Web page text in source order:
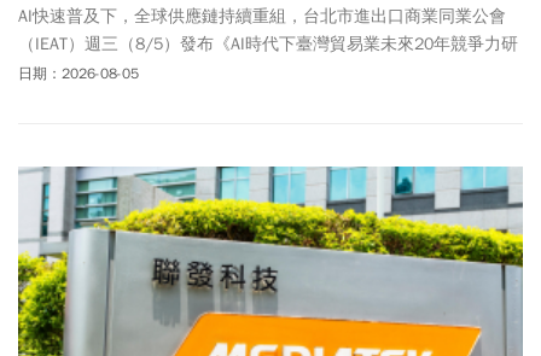
AI快速普及下，全球供應鏈持續重組，台北市進出口商業同業公會
（IEAT）週三（8/5）發布《AI時代下臺灣貿易業未來20年競爭力研
究》，研究以《貿易業300大》及中小型等350家台灣企業調查為基
果，面對AI發展、永續轉型和經濟安全等變局，政府會和企業站在一
起，協助接軌國際規範，建立透明而且具有競爭力的供應鏈。IEAT
理事長黃教漳表示，今年適逢IEAT80週年，我國國民所得從1950年
至今，在政府和會員的努力下，成長將近260倍，全球出口競爭力12
名也來到新高，希望能夠一起在 AI 的時代之下，創造新的世界。
日期：2026-08-05